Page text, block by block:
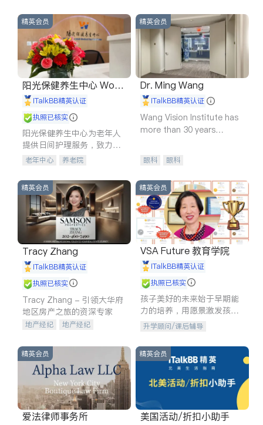
精英会员
阳光保健养生中心 World
shine
iTalkBB精英认证
执照已核实
阳光保健养生中心为老年人
提供日间护理服务，致力于
通过持续的护理创新来有效
老年中心 养老院
精英会员
Dr. Ming Wang
iTalkBB精英认证
Wang Vision Institute has
more than 30 years
眼科 眼科
精英会员
Tracy Zhang
iTalkBB精英认证
执照已核实
Tracy Zhang - 引领大华府
地区房产之旅的资深专家
地产经纪
地产经纪
商铺租售
精英会员
VSA Future 教育学院
iTalkBB精英认证
执照已核实
孩子美好的未来始于早期能
力的培养，用愿景激发孩子
的学习潜力和动力。理念：
拥有成长型心态是成功的基
石。
升学顾问/课后辅导
精英会员
爱法律师事务所
精英会员
美国活动/折扣小助手